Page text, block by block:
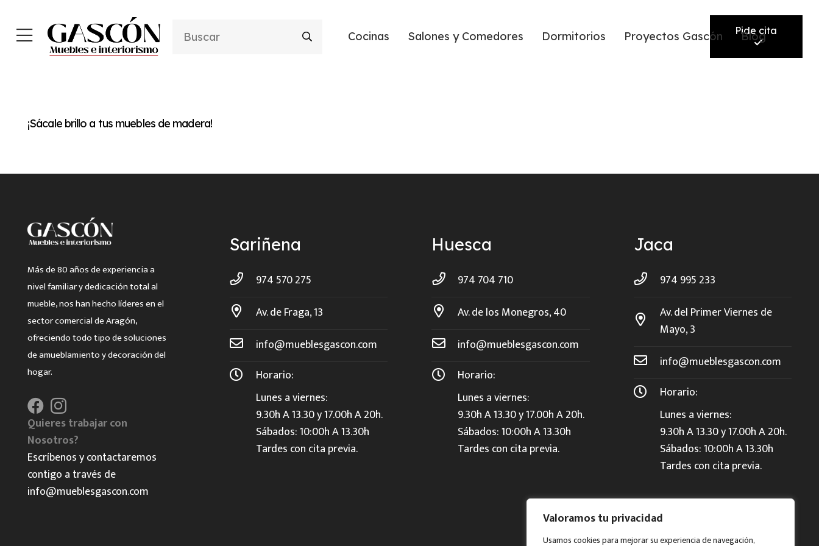
Valoramos tu privacidad
Usamos cookies para mejorar su experiencia de navegación,
Cocinas Salones y Comedores Dormitorios Proyectos Gascón Blog
Pide cita
¡Sácale brillo a tus muebles de madera!
Más de 80 años de experiencia a
nivel familiar y dedicación total al
mueble, nos han hecho líderes en el
sector comercial de Aragón,
ofreciendo todo tipo de soluciones
de amueblamiento y decoración del
hogar.
Quieres trabajar con
Nosotros?
Escríbenos y contactaremos
contigo a través de
info@mueblesgascon.com
Sariñena
974 570 275
Av. de Fraga, 13
info@mueblesgascon.com
Horario:
Lunes a viernes:
9.30h A 13.30 y 17.00h A 20h.
Sábados: 10:00h A 13.30h
Tardes con cita previa.
Huesca
974 704 710
Av. de los Monegros, 40
info@mueblesgascon.com
Horario:
Lunes a viernes:
9.30h A 13.30 y 17.00h A 20h.
Sábados: 10:00h A 13.30h
Tardes con cita previa.
Jaca
974 995 233
Av. del Primer Viernes de
Mayo, 3
info@mueblesgascon.com
Horario:
Lunes a viernes:
9.30h A 13.30 y 17.00h A 20h.
Sábados: 10:00h A 13.30h
Tardes con cita previa.